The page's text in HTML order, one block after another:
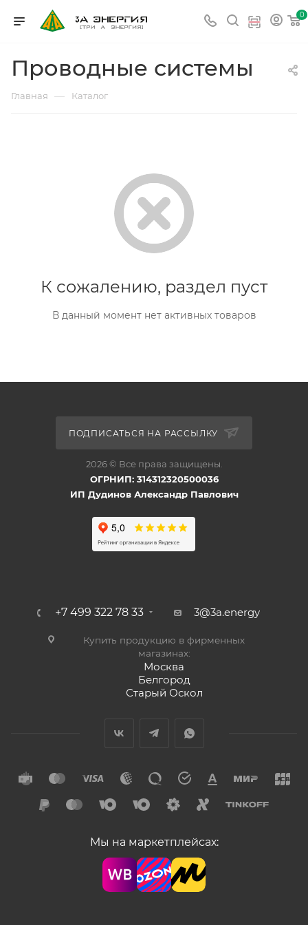
0
Проводные системы
Главная — Каталог
К сожалению, раздел пуст
В данный момент нет активных товаров
ПОДПИСАТЬСЯ НА РАССЫЛКУ
2026 © Все права защищены.
ОГРНИП: 314312320500036
ИП Дудинов Александр Павлович
+7 499 322 78 33 3@3a.energy
Купить продукцию в фирменных
магазинах:
Москва
Белгород
Старый Оскол
Мы на маркетплейсах: